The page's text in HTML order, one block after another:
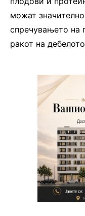
можат
спречувањето на
ракот на